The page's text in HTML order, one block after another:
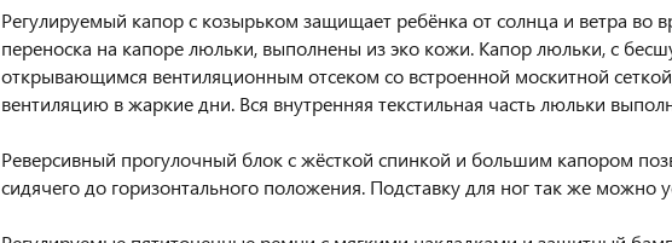
Регулируемый капор с козырьком защищает ребёнка от солнца и ветра во
переноска на капоре люльки, выполнены из эко кожи. Капор люльки, с
открывающимся вентиляционным отсеком со встроенной москитной
вентиляцию в жаркие дни. Вся внутренняя текстильная часть люльки
Реверсивный прогулочный блок с жёсткой спинкой и большим капором
сидячего до горизонтального положения. Подставку для ног так же можно